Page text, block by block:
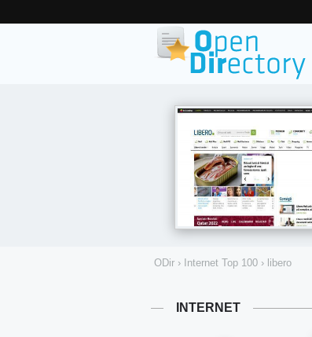
ODir › Internet Top 100 › libero
INTERNET